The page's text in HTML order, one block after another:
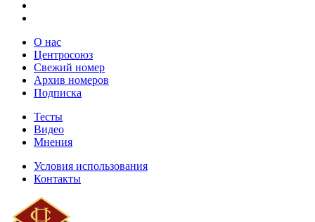
О нас
Центросоюз
Свежий номер
Архив номеров
Подписка
Тесты
Видео
Мнения
Условия использования
Контакты